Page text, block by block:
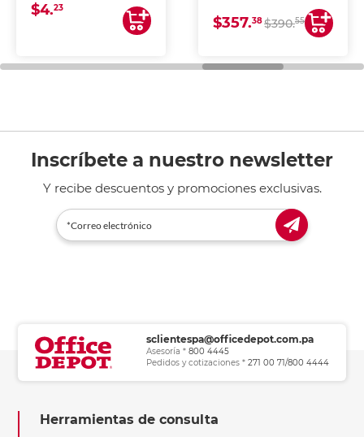
uniforme, ideal para
impresoras de inyección
de tinta y láser,
general de oficina.
$4.23
COPIA Y ESCANEA)
$357.38$390.55
Inscríbete a nuestro newsletter
Y recibe descuentos y promociones exclusivas.
sclientespa@officedepot.com.pa
Asesoría * 800 4445
Pedidos y cotizaciones * 271 00 71/800 4444
Herramientas de consulta